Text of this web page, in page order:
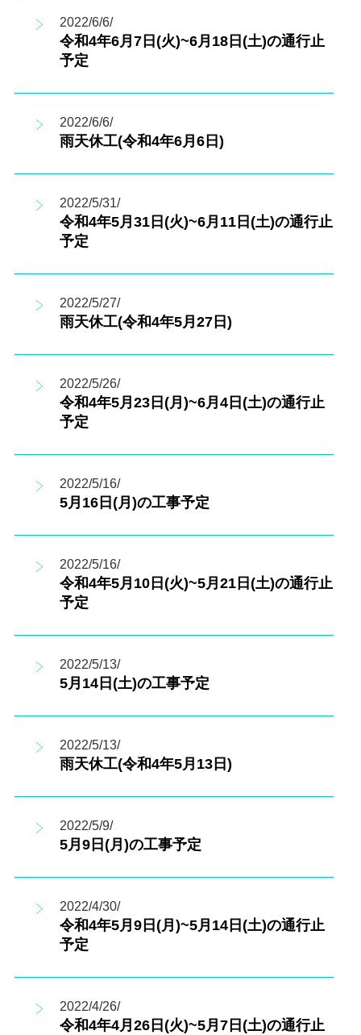
2022/6/6/
令和4年6月7日(火)~6月18日(土)の通行止
予定
2022/6/6/
雨天休工(令和4年6月6日)
2022/5/31/
令和4年5月31日(火)~6月11日(土)の通行止
予定
2022/5/27/
雨天休工(令和4年5月27日)
2022/5/26/
令和4年5月23日(月)~6月4日(土)の通行止
予定
2022/5/16/
5月16日(月)の工事予定
2022/5/16/
令和4年5月10日(火)~5月21日(土)の通行止
予定
2022/5/13/
5月14日(土)の工事予定
2022/5/13/
雨天休工(令和4年5月13日)
2022/5/9/
5月9日(月)の工事予定
2022/4/30/
令和4年5月9日(月)~5月14日(土)の通行止
予定
2022/4/26/
令和4年4月26日(火)~5月7日(土)の通行止